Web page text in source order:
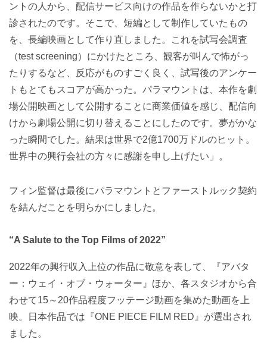
ントの人から、配信サービス向けの作品を作らないかと打
診されたのです。そこで、短編として制作していたもの
を、長編映画として作り直しました。これを試写会調査
（test screening）にかけたところ、観客が叫んで怖がっ
たりするなど、反応がものすごく良く、試写後のアンケー
トもとてもスコアが高かった。パラマウントは、本作を劇
場公開映画として公開することに商業価値を感じ、配信向
けから劇場公開に切り替えることにしたのです。夢がかな
った瞬間でした。結果は世界で2億1700万ドルのヒット。
世界中の興行会社の方々に感謝を申し上げたい」。
フィン監督は最後にパラマウントとファーストルック契約
を結んだことを明らかにしました。
“A Salute to the Top Films of 2022”
2022年の興行収入上位の作品に敬意を表して、『アバタ
ー：ウェイ・オブ・ウォーター』ほか、各スタジオから合
わせて15～20作品程度フッテージ動画を集めた動画を上
映。日本作品では『ONE PIECE FILM RED』が選出され
ました。